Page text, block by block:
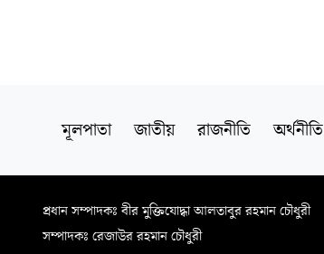
মূলপাতা জাতীয় রাজনীতি অর্থনীতি
প্রধান সম্পাদকঃ বীর মুক্তিযোদ্ধা আলতাবুর রহমান চৌধুরী
সম্পাদকঃ রেজাউর রহমান চৌধুরী